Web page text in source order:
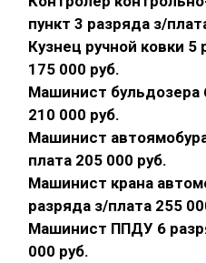
пункт 3 разряда з/
Кузнец ручной ковки 5
175 000 руб.
Машинист бульдозера
210 000 руб.
Машинист
плата 205 000 руб.
Машинист крана
разряда з/плата 255
Машинист ППДУ 6
000 руб.